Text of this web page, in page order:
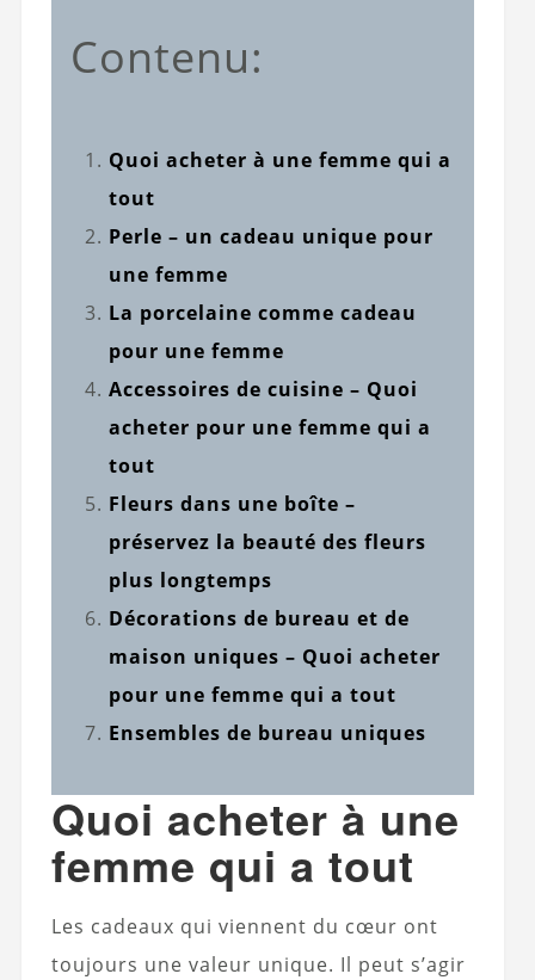
Contenu:
Quoi acheter à une femme qui a
tout
Perle – un cadeau unique pour
une femme
La porcelaine comme cadeau
pour une femme
Accessoires de cuisine – Quoi
acheter pour une femme qui a
tout
Fleurs dans une boîte –
préservez la beauté des fleurs
plus longtemps
Décorations de bureau et de
maison uniques – Quoi acheter
pour une femme qui a tout
Ensembles de bureau uniques
Quoi acheter à une
femme qui a tout
Les cadeaux qui viennent du cœur ont
toujours une valeur unique. Il peut s’agir